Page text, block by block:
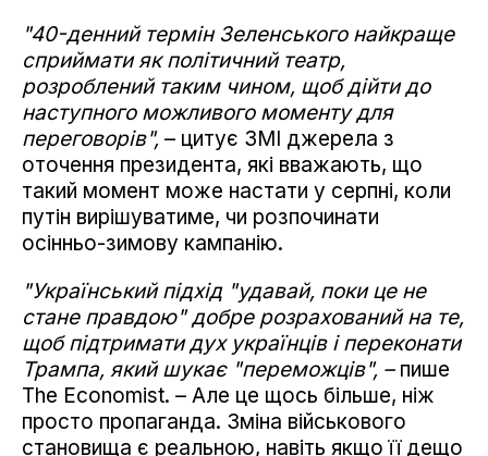
"40-денний термін Зеленського найкраще
сприймати як політичний театр,
розроблений таким чином, щоб дійти до
наступного можливого моменту для
переговорів", – цитує ЗМІ джерела з
оточення президента, які вважають, що
такий момент може настати у серпні, коли
путін вирішуватиме, чи розпочинати
осінньо-зимову кампанію.
"Український підхід "удавай, поки це не
стане правдою" добре розрахований на те,
щоб підтримати дух українців і переконати
Трампа, який шукає "переможців", –пише
The Economist. – Але це щось більше, ніж
просто пропаганда. Зміна військового
становища є реальною, навіть якщо її дещо